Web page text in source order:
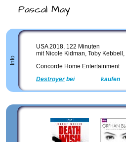
Pascal May
Info
USA 2018, 122 Minuten
mit Nicole Kidman, Toby
Concorde Home Entertainment
Destroyerbei kaufen